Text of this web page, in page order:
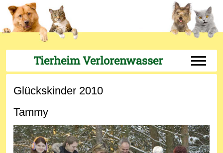
Tierheim Verlorenwasser Off-
Glückskinder 2010
Tammy